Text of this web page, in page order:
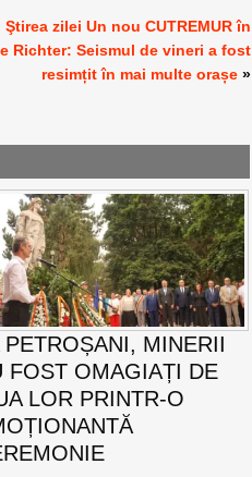
Ştirea zilei Un nou CUTREMUR în
Richter: Seismul de vineri a fost
resimțit în mai multe orașe »
PETROȘANI, MINERII
FOST OMAGIAȚI DE
LOR PRINTR-O